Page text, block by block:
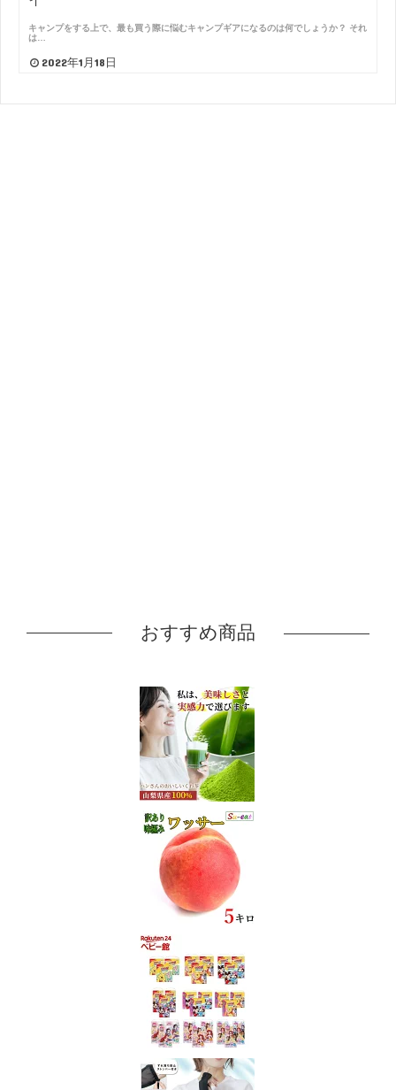
キャンプをする上で、最も買う際に悩むキャンプギアになるのは何でしょうか？ それ
は…
2022年1月18日
おすすめ商品